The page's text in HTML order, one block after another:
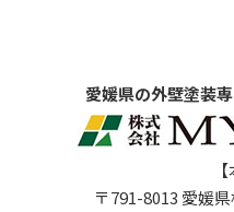
愛媛県の外壁塗装
〒791-8013 愛媛